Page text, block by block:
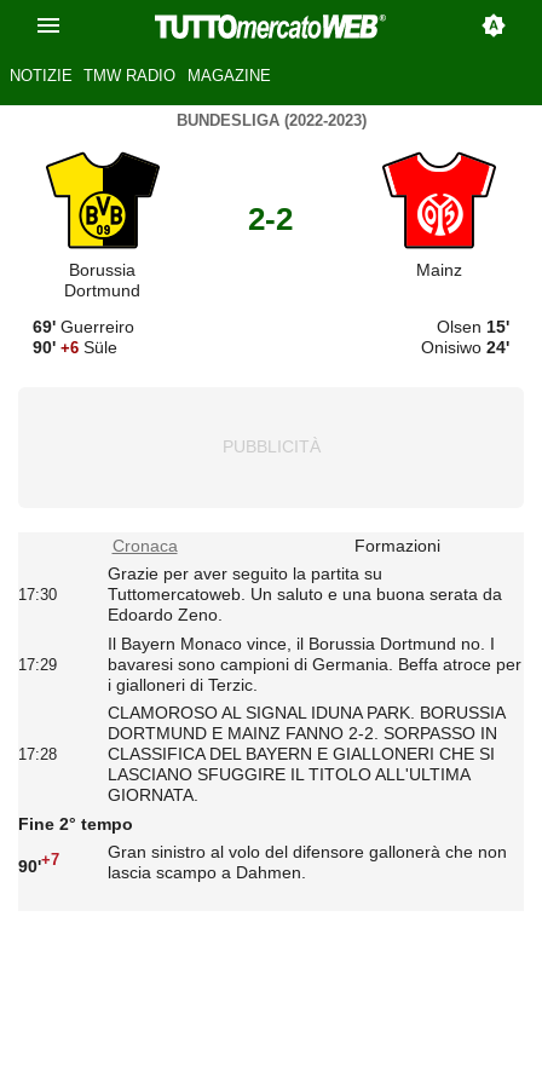
NOTIZIE TMW RADIO MAGAZINE
BUNDESLIGA (2022-2023)
Borussia
Dortmund
2-2
Mainz
69' Guerreiro
90' +6 Süle
Olsen 15'
Onisiwo 24'
Cronaca Formazioni
17:30
Grazie per aver seguito la partita su
Tuttomercatoweb. Un saluto e una buona serata da
Edoardo Zeno.
17:29
Il Bayern Monaco vince, il Borussia Dortmund no. I
bavaresi sono campioni di Germania. Beffa atroce per
i gialloneri di Terzic.
17:28
CLAMOROSO AL SIGNAL IDUNA PARK. BORUSSIA
DORTMUND E MAINZ FANNO 2-2. SORPASSO IN
CLASSIFICA DEL BAYERN E GIALLONERI CHE SI
LASCIANO SFUGGIRE IL TITOLO ALL'ULTIMA
GIORNATA.
Fine 2° tempo
90'+7
Gran sinistro al volo del difensore gallonerà che non
lascia scampo a Dahmen.